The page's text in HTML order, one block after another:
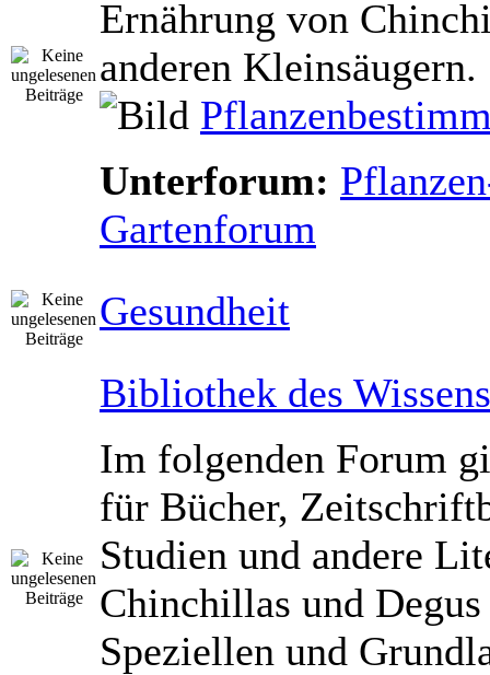
Ernährung von
anderen Kleinsäugern.
Unterforum:
Gartenforum
Gesundheit
Bibliothek des Wissens
Im folgenden Forum
für Bücher,
Studien und andere
Chinchillas und
Speziellen und